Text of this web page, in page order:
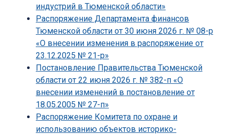
индустрий в Тюменской области»
Распоряжение Департамента финансов
Тюменской области от 30 июня 2026 г. № 08-р
«О внесении изменения в распоряжение от
23.12.2025 № 21-р»
Постановление Правительства Тюменской
области от 22 июня 2026 г. № 382-п «О
внесении изменений в постановление от
18.05.2005 № 27-п»
Распоряжение Комитета по охране и
использованию объектов историко-